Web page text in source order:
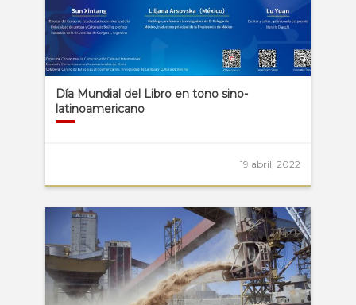
Día Mundial del Libro en tono sino-
latinoamericano
19 abril, 2022